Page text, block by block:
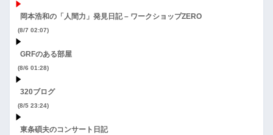
岡本浩和の「人間力」発見日記 – ワークショップZERO
(8/7 02:07)
GRFのある部屋
(8/6 01:28)
320ブログ
(8/5 23:24)
東条碩夫のコンサート日記